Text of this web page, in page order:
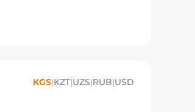
KGS|KZT|UZS|RUB|USD